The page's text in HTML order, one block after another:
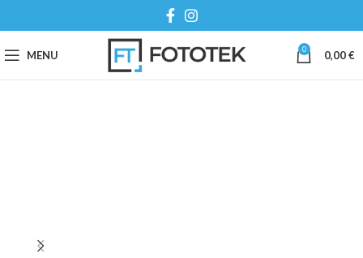
MENU 0 0,00€